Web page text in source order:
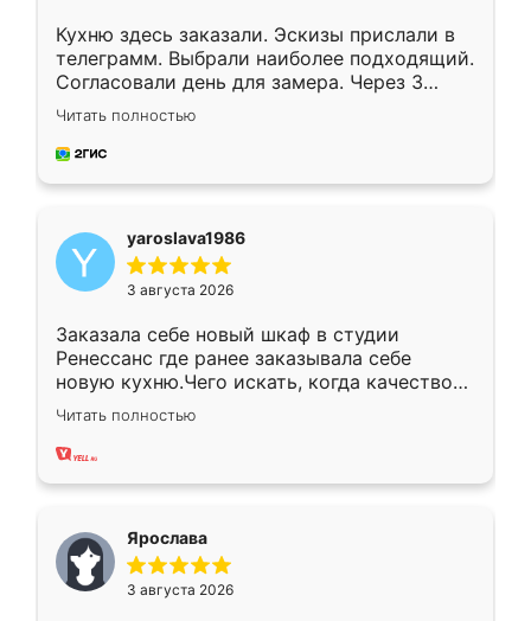
Кухню здесь заказали. Эскизы прислали в
телеграмм. Выбрали наиболее подходящий.
Согласовали день для замера. Через 3
недели кухня была уже готова. Остались
довольны работой. Спасибо Ренессанс
мебель за качественную работу!
Читать полностью
yaroslava1986
3 августа 2026
Заказала себе новый шкаф в студии
Ренессанс где ранее заказывала себе
новую кухню.Чего искать, когда качеством
вполне довольна. Служит кухня уже почти
два года, нареканий нет.
Читать полностью
Ярослава
3 августа 2026